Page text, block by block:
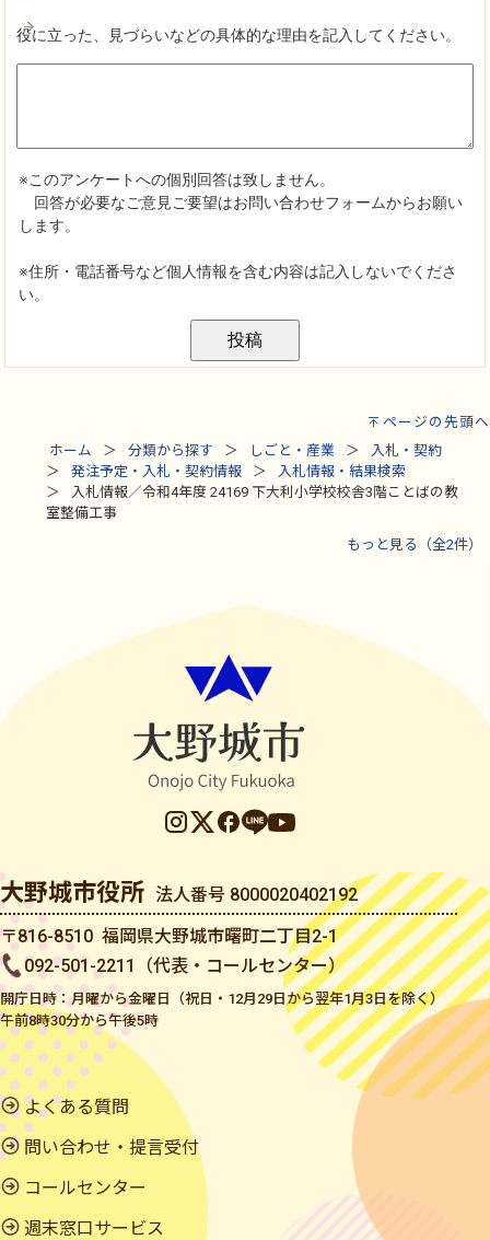
ページの先頭へ
ホーム
分類から探す しごと・産業
入札・契約
発注予定・入札・契約情報
入札情報・結果検索
入札情報／令和4年度 24169 下大利小学校校舎3階ことばの教
室整備工事
もっと見る（全2件）
大野城市役所 法人番号 8000020402192
〒816-8510 福岡県大野城市曙町二丁目2-1
092-501-2211（代表・コールセンター）
開庁日時：月曜から金曜日（祝日・12月29日から翌年1月3日を除く）
午前8時30分から午後5時
よくある質問
問い合わせ・提言受付
コールセンター
週末窓口サービス